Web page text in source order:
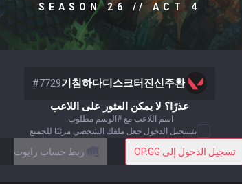
SEASON 26 // ACT 4
기침하다디스크터진신주환
#7729
عذرًا؟ لا يمكن العثور على اللاعب
اسم اللاعب مع #الوسم مطلوب.
بتسجيل الدخول جعل ملفك الشخصي مرئيًا للجميع
تسجيل الدخول إلى OP.GG ربط حساب رايوت